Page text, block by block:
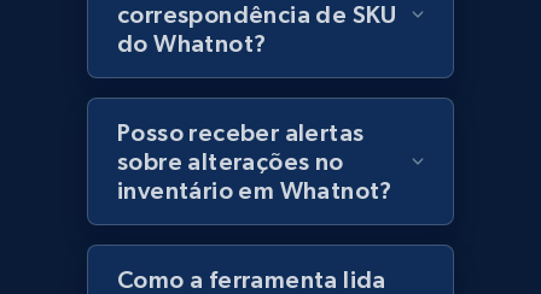
991+ 162+ Comece agora
Lowes.com - Gather data on products using
specified keywords
correspondência de SKU
do Whatnot?
Posso receber alertas
sobre alterações no
inventário em Whatnot?
Como a ferramenta lida